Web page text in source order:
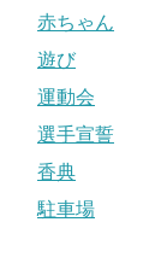
赤ちゃん
遊び
運動会
選手宣誓
香典
駐車場